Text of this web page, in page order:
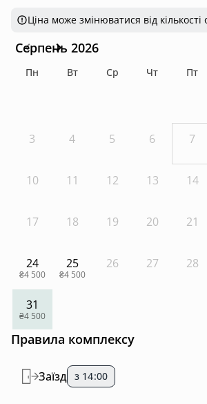
Ціна може змінюватися від кількості
Серпень 2026
Пн Вт Ср Чт Пт
3 4 5 6 7
10 11 12 13 14
17 18 19 20 21
24
₴4 500
25
₴4 500
26 27 28
31
₴4 500
Правила комплексу
Заїзд з 14:00